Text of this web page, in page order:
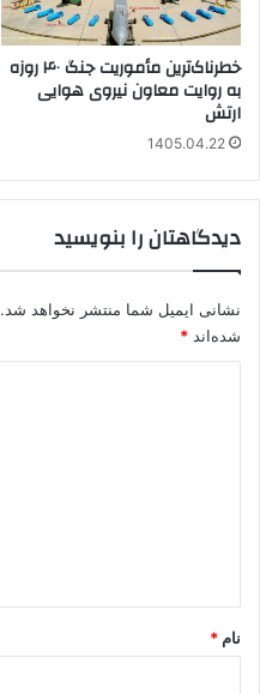
خطرناک‌ترین مأموریت جنگ ۴۰ روزه
به روایت معاون نیروی هوایی
ارتش
1405.04.22
دیدگاهتان را بنویسید
نشانی ایمیل شما منتشر نخواهد شد.
شده‌اند *
نام *